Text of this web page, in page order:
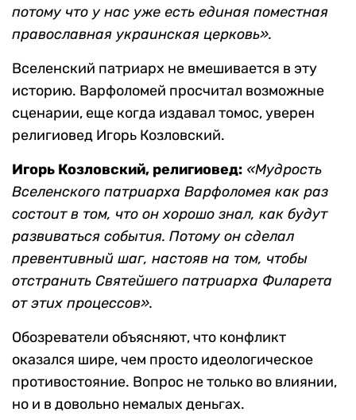
потому что у нас уже есть единая поместная
православная украинская церковь».
Вселенский патриарх не вмешивается в эту
историю. Варфоломей просчитал возможные
сценарии, еще когда издавал томос, уверен
религиовед Игорь Козловский.
Игорь Козловский, религиовед: «Мудрость
Вселенского патриарха Варфоломея как раз
состоит в том, что он хорошо знал, как будут
развиваться события. Потому он сделал
превентивный шаг, настояв на том, чтобы
отстранить Святейшего патриарха Филарета
от этих процессов».
Обозреватели объясняют, что конфликт
оказался шире, чем просто идеологическое
противостояние. Вопрос не только во влиянии,
но и в довольно немалых деньгах.